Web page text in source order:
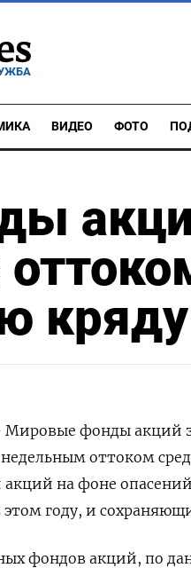
ВИДЕО ФОТО
кряду
фонды акций
оттоком
акций на фоне
этом году, и
фондов акций, по